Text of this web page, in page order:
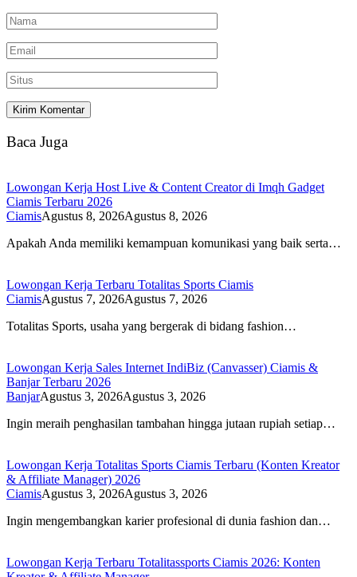
Baca Juga
Lowongan Kerja Host Live & Content Creator di Imqh Gadget
Ciamis Terbaru 2026
CiamisAgustus 8, 2026Agustus 8, 2026
Apakah Anda memiliki kemampuan komunikasi yang baik serta…
Lowongan Kerja Terbaru Totalitas Sports Ciamis
CiamisAgustus 7, 2026Agustus 7, 2026
Totalitas Sports, usaha yang bergerak di bidang fashion…
Lowongan Kerja Sales Internet IndiBiz (Canvasser) Ciamis &
Banjar Terbaru 2026
BanjarAgustus 3, 2026Agustus 3, 2026
Ingin meraih penghasilan tambahan hingga jutaan rupiah setiap…
Lowongan Kerja Totalitas Sports Ciamis Terbaru (Konten Kreator
& Affiliate Manager) 2026
CiamisAgustus 3, 2026Agustus 3, 2026
Ingin mengembangkan karier profesional di dunia fashion dan…
Lowongan Kerja Terbaru Totalitassports Ciamis 2026: Konten